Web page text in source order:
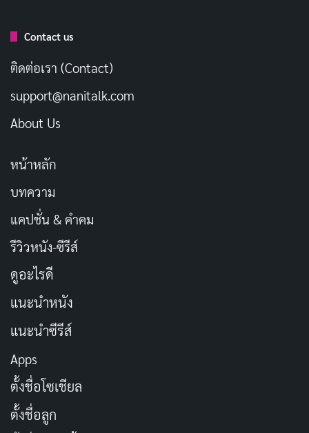
เผยแพร่เมื่อ: 3 สัปดาห์ ที่ผ่านมา
ความลักลั่นระหว่างคำสัญญากับสิ่งที่นำเสนอจริงทำให้ตอน
แรกของเรื่องนี้ดูคล้ายบทนำที่ยาวเกินเหตุ แทนที่จะเป็น
Contact us
ติดต่อเรา (Contact)
support@nanitalk.com
About Us
หน้าหลัก
บทความ
แคปชั่น & คำคม
รีวิวหนัง-ซีรีส์
ดูอะไรดี
แนะนำหนัง
แนะนำซีรีส์
Apps
ตั้งชื่อโซเชียล
ตั้งชื่อลูก